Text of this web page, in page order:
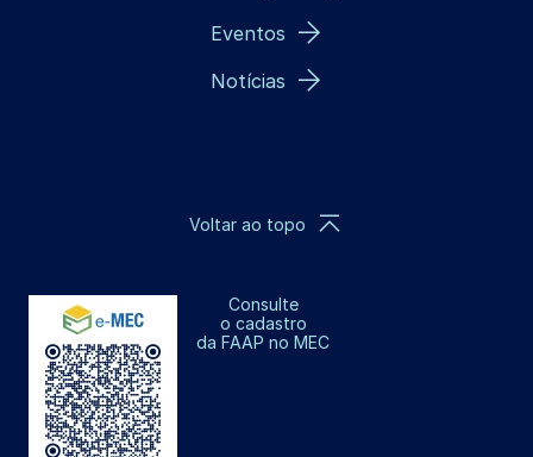
Eventos
Notícias
Consulte
o cadastro
da FAAP no MEC
Voltar ao topo